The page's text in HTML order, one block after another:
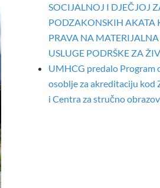
SOCIJALNOJ I DJEČJOJ
PODZAKONSKIH AKATA
PRAVA NA
USLUGE PODRŠKE ZA
UMHCG predalo Program
osoblje za akreditaciju kod
i Centra za stručno